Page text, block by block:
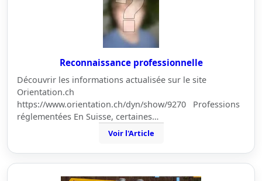
Reconnaissance professionnelle
Découvrir les informations actualisée sur le site
Orientation.ch
https://www.orientation.ch/dyn/show/9270 Professions
réglementées En Suisse, certaines…
Voir l'Article